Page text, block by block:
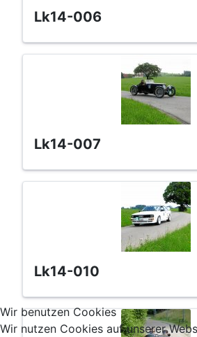
lk14-006
lk14-007
lk14-010
Wir benutzen Cookies
Wir nutzen Cookies auf unserer